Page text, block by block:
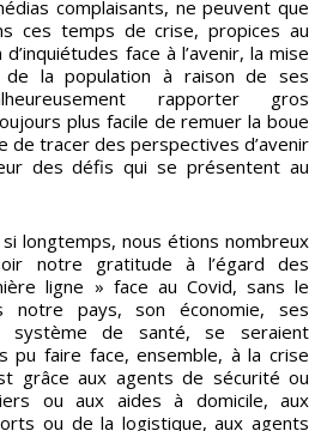
complaisants, ne peuvent que
ces temps de crise, propices au
face à l’avenir, la mise
de la population à raison de ses
rapporter gros
plus facile de remuer la boue
de tracer des perspectives d’avenir
des défis qui se présentent au
longtemps, nous étions nombreux
notre gratitude à l’égard des
ligne » face au Covid, sans le
notre pays, son économie, ses
système de santé, se seraient
pu faire face, ensemble, à la crise
grâce aux agents de sécurité ou
ou aux aides à domicile, aux
ou de la logistique, aux agents